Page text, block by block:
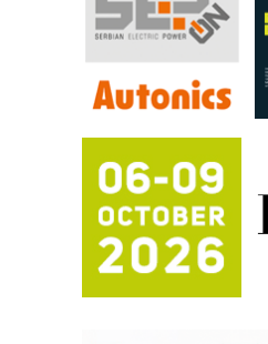
FANUC: Najbolje
automatizaciju
Efikasno upravljanje
Automatizacija
Proizvodnja iC7
mrežnog pretvarača
hlađenjem
Potpuna efikasnost
sistema